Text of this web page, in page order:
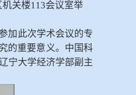
机关楼113会议室举
加此次学术会议的专
的重要意义。中国科
宁大学经济学部副主